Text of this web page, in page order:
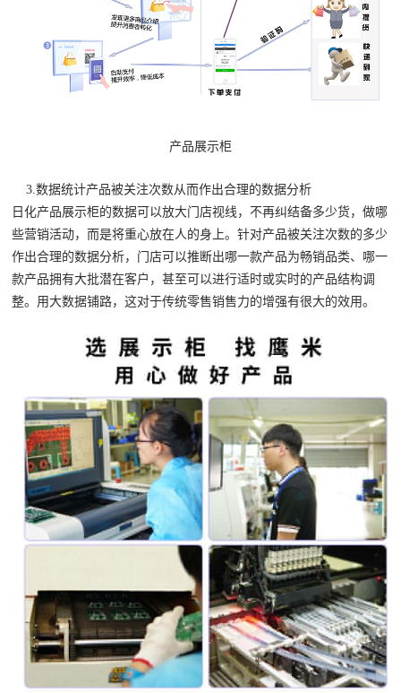
产品展示柜
3.数据统计产品被关注次数从而作出合理的数据分析
日化产品展示柜的数据可以放大门店视线，不再纠结备多少货，做哪
些营销活动，而是将重心放在人的身上。针对产品被关注次数的多少
作出合理的数据分析，门店可以推断出哪一款产品为畅销品类、哪一
款产品拥有大批潜在客户，甚至可以进行适时或实时的产品结构调
整。用大数据铺路，这对于传统零售销售力的增强有很大的效用。